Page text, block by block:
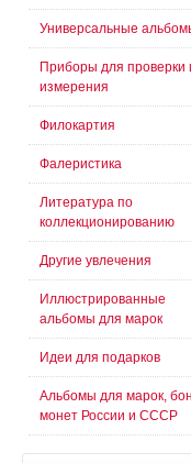
Универсальные
Приборы для проверки
измерения
Филокартия
Фалеристика
Литература по
коллекционированию
Другие увлечения
Иллюстрированные
альбомы для марок
Идеи для подарков
Альбомы для марок,
монет России и СССР